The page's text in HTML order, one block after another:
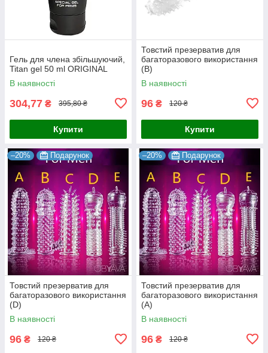
Гель для члена збільшуючий,
Titan gel 50 ml ORIGINAL
В наявності
304,77 ₴ 395,80 ₴
Купити
Товстий презерватив для
багаторазового використання
(B)
В наявності
96 ₴ 120 ₴
Купити
–20% Подарунок
Товстий презерватив для
багаторазового використання
(D)
В наявності
96 ₴ 120 ₴
–20% Подарунок
Товстий презерватив для
багаторазового використання
(А)
В наявності
96 ₴ 120 ₴